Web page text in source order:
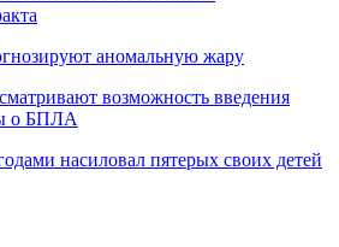
аномальную жару
возможность введения
о БПЛА
насиловал пятерых своих детей